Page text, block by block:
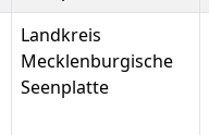
Landkreis
Mecklenburgische
Seenplatte